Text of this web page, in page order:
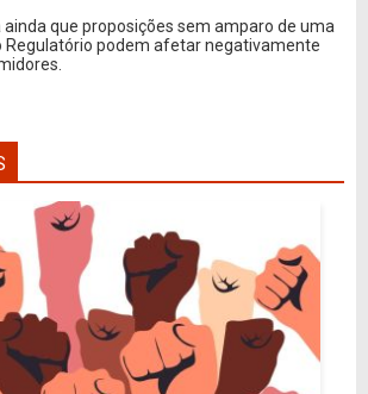
que proposições sem amparo de uma
Regulatório podem afetar negativamente